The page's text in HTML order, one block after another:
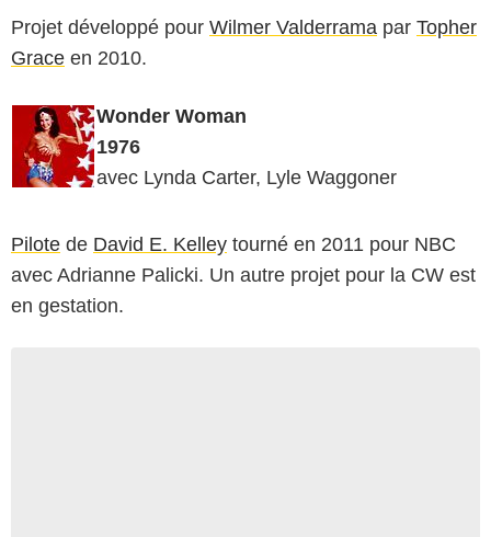
Projet développé pour Wilmer Valderrama par Topher
Grace en 2010.
Wonder Woman
1976
avec Lynda Carter, Lyle Waggoner
Pilote de David E. Kelley tourné en 2011 pour NBC
avec Adrianne Palicki. Un autre projet pour la CW est
en gestation.